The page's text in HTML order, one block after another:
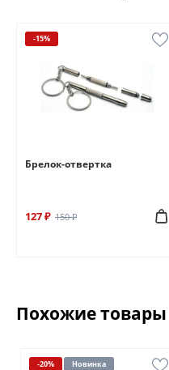
-15%
Брелок-отвертка
127 ₽ 150 ₽
Похожие товары
-20% Новинка